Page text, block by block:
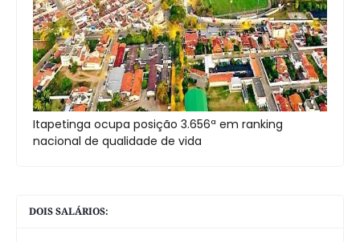
Itapetinga ocupa posição 3.656ª em ranking
nacional de qualidade de vida
DOIS SALÁRIOS: